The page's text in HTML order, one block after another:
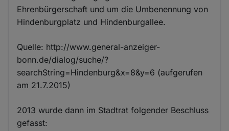
Ehrenbürgerschaft und um die Umbenennung von
Hindenburgplatz und Hindenburgallee.
Quelle: http://www.general-anzeiger-
bonn.de/dialog/suche/?
searchString=Hindenburg&x=8&y=6 (aufgerufen
am 21.7.2015)
2013 wurde dann im Stadtrat folgender Beschluss
gefasst: